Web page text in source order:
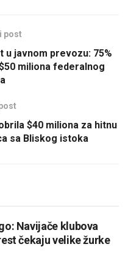
post
u javnom prevozu: 75%
miliona federalnog
$40 miliona za hitnu
sa Bliskog istoka
Navijače klubova
čekaju velike žurke